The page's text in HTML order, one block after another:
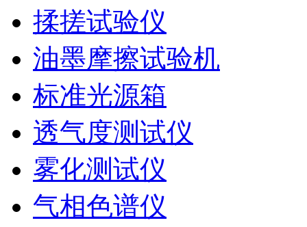
揉搓试验仪
油墨摩擦试验机
标准光源箱
透气度测试仪
雾化测试仪
气相色谱仪